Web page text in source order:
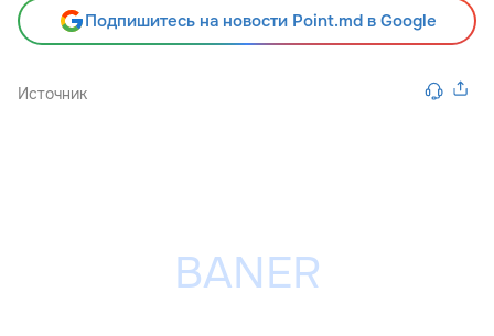
Подпишитесь на новости Point.md в Google
Источник